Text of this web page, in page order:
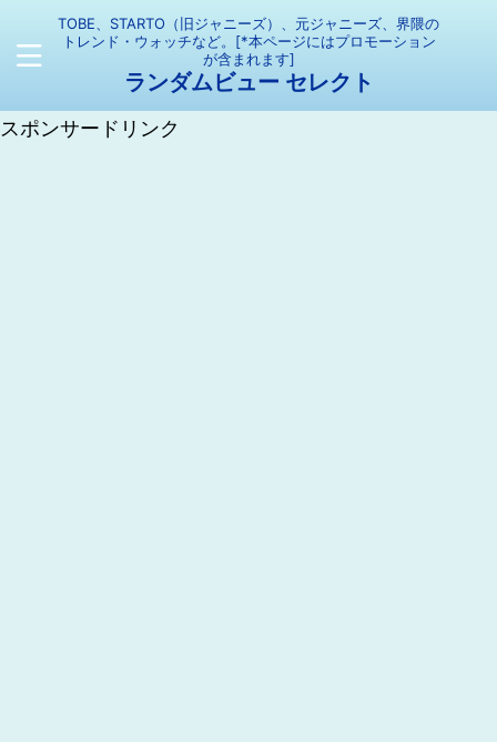
TOBE、STARTO（旧ジャニーズ）、元ジャニーズ、界隈の
トレンド・ウォッチなど。[*本ページにはプロモーション
が含まれます]
ランダムビュー セレクト
スポンサードリンク